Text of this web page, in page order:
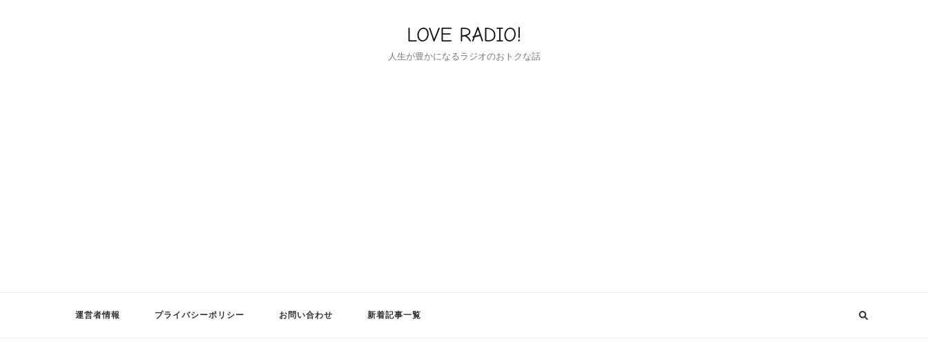
LOVE RADIO!
人生が豊かになるラジオのおトクな話
運営者情報 プライバシーポリシー お問い合わせ 新着記事一覧